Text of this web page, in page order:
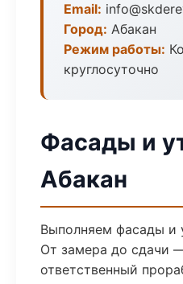
Email:
Город: Абакан
Режим работы:
круглосуточно
Фасады и
Абакан
Выполняем фасады и
От замера до сдачи
ответственный